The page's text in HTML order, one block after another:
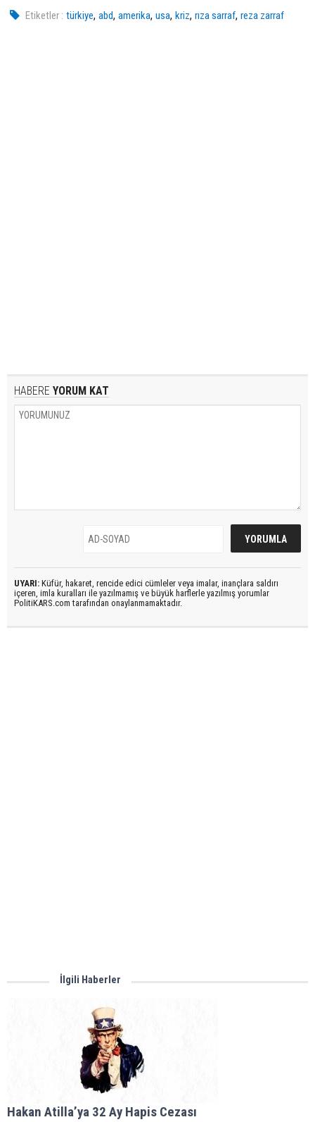
Etiketler : türkiye,abd,amerika,usa,kriz,rıza sarraf,reza zarraf
HABERE YORUM KAT
UYARI: Küfür, hakaret, rencide edici cümleler veya imalar, inançlara saldırı
içeren, imla kuralları ile yazılmamış ve büyük harflerle yazılmış yorumlar
PolitiKARS.com tarafından onaylanmamaktadır.
İlgili Haberler
Hakan Atilla’ya 32 Ay Hapis Cezası